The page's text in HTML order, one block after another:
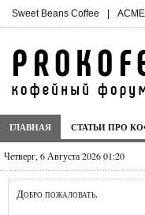
Sweet Beans Coffee |
ГЛАВНАЯ СТАТЬИ ПРО
Четверг, 6 Августа 2026 01:20
Добро пожаловать.